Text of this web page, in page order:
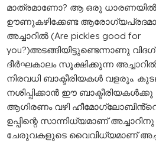
മാത്രമാണോ? ആ ഒരു ധാരണയിൽ
ഊണുകഴിക്കേണ്ട
അച്ചാറിൽ (Are pickles good for
you?)അടങ്ങിയിട്ടുണ്ടെന്നാണു
ദീർഘകാലം സൂക്ഷിക്കുന്ന
നിരവധി ബാക്ട‌ീരിയകൾ വളരും.
നശിപ്പിക്കാൻ ഈ
ആഗിരണം വഴി
ഉപ്പിന്റെ സാന്നിധ്യമാണ്
ചേരുവകളുടെ വൈവിധ്യമാണ്